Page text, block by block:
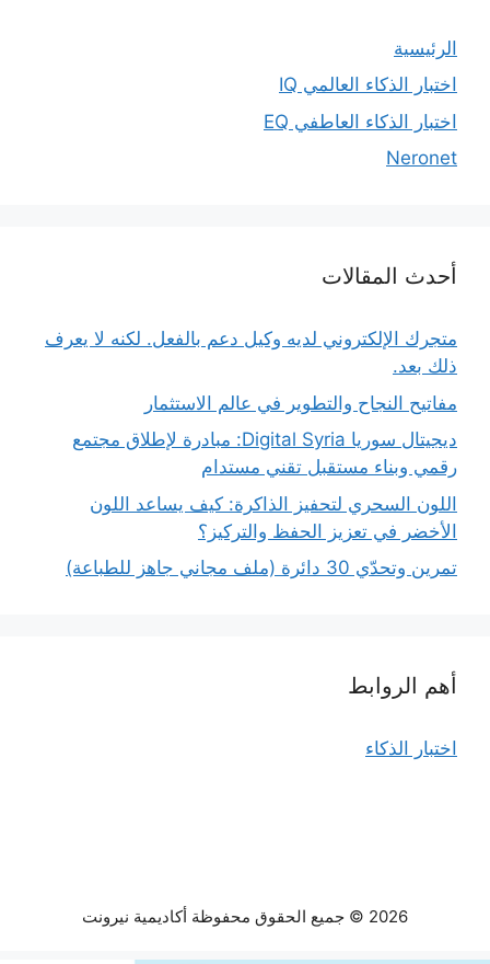
الرئيسية
اختبار الذكاء العالمي IQ
اختبار الذكاء العاطفي EQ
Neronet
أحدث المقالات
متجرك الإلكتروني لديه وكيل دعم بالفعل. لكنه لا يعرف
ذلك بعد.
مفاتيح النجاح والتطوير في عالم الاستثمار
ديجيتال سوريا Digital Syria: مبادرة لإطلاق مجتمع
رقمي وبناء مستقبل تقني مستدام
اللون السحري لتحفيز الذاكرة: كيف يساعد اللون
الأخضر في تعزيز الحفظ والتركيز؟
تمرين وتحدّي 30 دائرة (ملف مجاني جاهز للطباعة)
أهم الروابط
اختبار الذكاء
2026 © جميع الحقوق محفوظة أكاديمية نيرونت